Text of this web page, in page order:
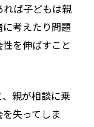
ば子どもは親
考えたり問題
を伸ばすこと
親が相談に乗
失ってしま